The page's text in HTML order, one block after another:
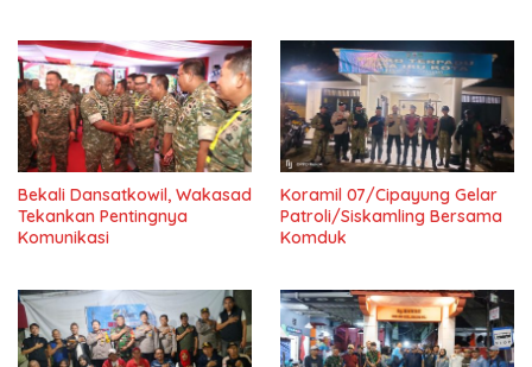
Bekali Dansatkowil, Wakasad
Tekankan Pentingnya
Komunikasi
Koramil 07/Cipayung Gelar
Patroli/Siskamling Bersama
Komduk